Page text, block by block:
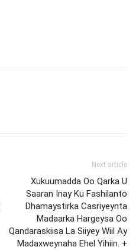
Next article
Xukuumadda Oo Qarka U
Saaran Inay Ku Fashilanto
Dhamaystirka Casriyeynta
Madaarka Hargeysa Oo
Qandaraskiisa La Siiyey Wiil Ay
Madaxweynaha Ehel Yihiin. +